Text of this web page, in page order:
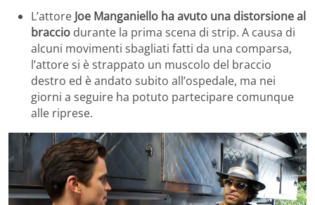
L’attore Joe Manganiello ha avuto una distorsione al
braccio durante la prima scena di strip. A causa di
alcuni movimenti sbagliati fatti da una comparsa,
l’attore si è strappato un muscolo del braccio
destro ed è andato subito all’ospedale, ma nei
giorni a seguire ha potuto partecipare comunque
alle riprese.